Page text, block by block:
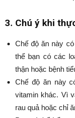
3. Chú ý khi
Chế độ ăn này
thể bạn có các
thận hoặc bệnh
Chế độ ăn này
vitamin khác. Vì
rau quả hoặc chỉ